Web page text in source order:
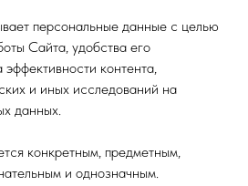
персональные данные с целью
Сайта, удобства его
контента,
и иных исследований на
данных.
конкретным, предметным,
и однозначным.